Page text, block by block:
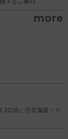
more
2026」＠北海道・カ